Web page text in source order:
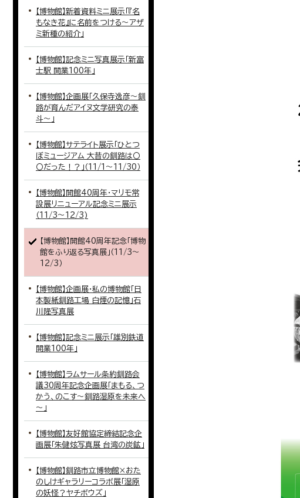
【博物館】新着資料ミニ展示「『名
もなき花』に名前をつける～アザ
ミ新種の紹介」
【博物館】記念ミニ写真展示「新富
士駅 開業100年」
【博物館】企画展「久保寺逸彦～釧
路が育んだアイヌ文学研究の泰
斗～」
【博物館】サテライト展示「ひとつ
ぼミュージアム 大昔の釧路は〇
〇だった！？」（11/1～11/30）
【博物館】開館40周年・マリモ常
設展リニューアル記念ミニ展示
（11/3～12/3)
【博物館】開館40周年記念「博物
館をふり返る写真展」（11/3～
12/3）
【博物館】企画展・私の博物館「日
本製紙釧路工場 白煙の記憶」石
川隆写真展
【博物館】記念ミニ展示「雄別鉄道
開業100年」
【博物館】ラムサール条約釧路会
議30周年記念企画展「まもる、つ
かう、のこす～釧路湿原を未来へ
～」
【博物館】友好館協定締結記念企
画展「朱健炫写真展 台湾の炭鉱」
【博物館】釧路市立博物館×おた
のしけギャラリーコラボ展「湿原
の妖怪？ヤチボウズ」